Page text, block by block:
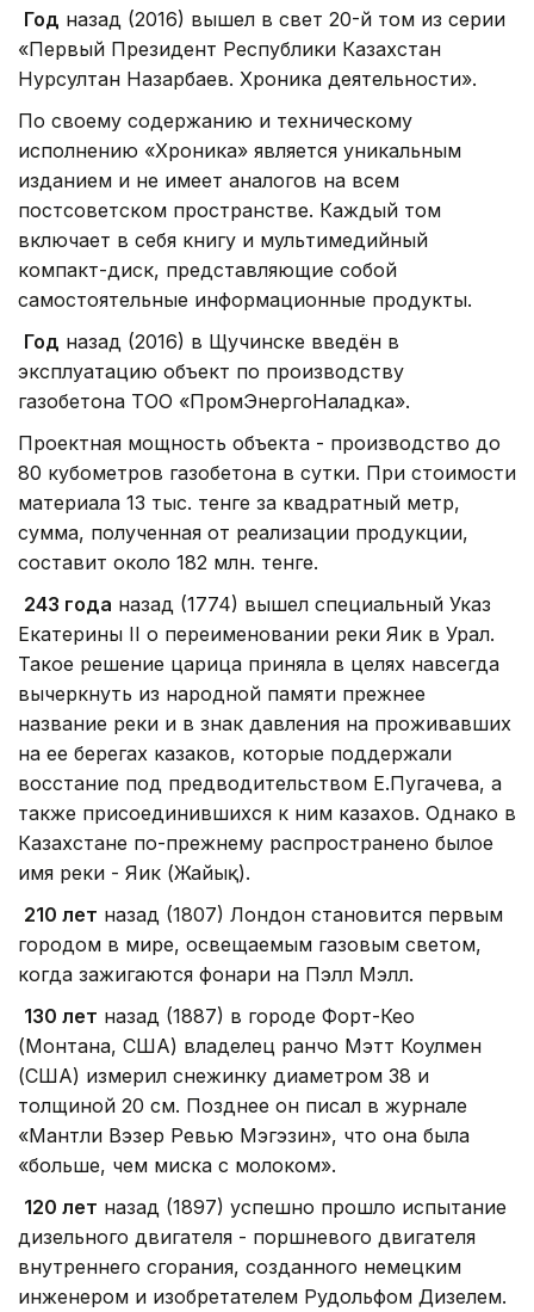
Год назад (2016) вышел в свет 20-й том из серии
«Первый Президент Республики Казахстан
Нурсултан Назарбаев. Хроника деятельности».
По своему содержанию и техническому
исполнению «Хроника» является уникальным
изданием и не имеет аналогов на всем
постсоветском пространстве. Каждый том
включает в себя книгу и мультимедийный
компакт-диск, представляющие собой
самостоятельные информационные продукты.
Год назад (2016) в Щучинске введён в
эксплуатацию объект по производству
газобетона ТОО «ПромЭнергоНаладка».
Проектная мощность объекта - производство до
80 кубометров газобетона в сутки. При стоимости
материала 13 тыс. тенге за квадратный метр,
сумма, полученная от реализации продукции,
составит около 182 млн. тенге.
243 года назад (1774) вышел специальный Указ
Екатерины II о переименовании реки Яик в Урал.
Такое решение царица приняла в целях навсегда
вычеркнуть из народной памяти прежнее
название реки и в знак давления на проживавших
на ее берегах казаков, которые поддержали
восстание под предводительством Е.Пугачева, а
также присоединившихся к ним казахов. Однако в
Казахстане по-прежнему распространено былое
имя реки - Яик (Жайық).
210 лет назад (1807) Лондон становится первым
городом в мире, освещаемым газовым светом,
когда зажигаются фонари на Пэлл Мэлл.
130 лет назад (1887) в городе Форт-Кео
(Монтана, США) владелец ранчо Мэтт Коулмен
(США) измерил снежинку диаметром 38 и
толщиной 20 см. Позднее он писал в журнале
«Мантли Вэзер Ревью Мэгэзин», что она была
«больше, чем миска с молоком».
120 лет назад (1897) успешно прошло испытание
дизельного двигателя - поршневого двигателя
внутреннего сгорания, созданного немецким
инженером и изобретателем Рудольфом Дизелем.